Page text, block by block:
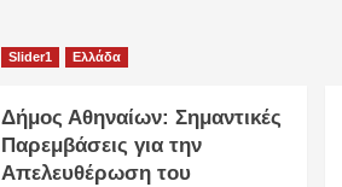
Slider1 Ελλάδα
Δήμος Αθηναίων: Σημαντικές
Παρεμβάσεις για την
Απελευθέρωση του